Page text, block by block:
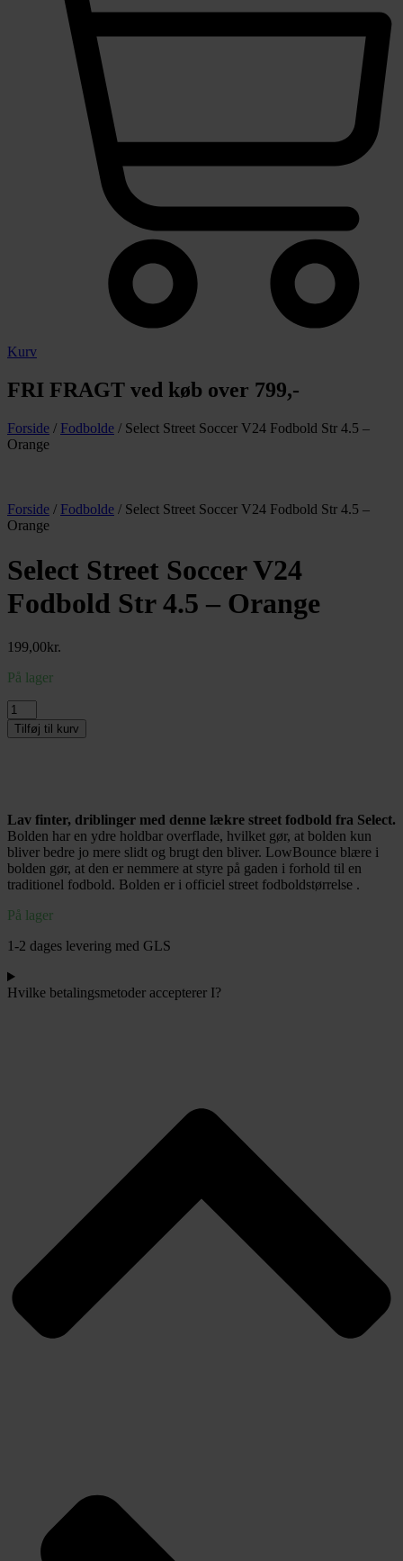
Kurv
FRI FRAGT ved køb over 799,-
Forside / Fodbolde / Select Street Soccer V24 Fodbold Str 4.5 –
Orange
Forside / Fodbolde / Select Street Soccer V24 Fodbold Str 4.5 –
Orange
Select Street Soccer V24
Fodbold Str 4.5 – Orange
199,00kr.
På lager
Select
Street
Soccer
-
Orange
antal
Tilføj til kurv
Lav finter, driblinger med denne lækre street fodbold fra Select.
Bolden har en ydre holdbar overflade, hvilket gør, at bolden kun
bliver bedre jo mere slidt og brugt den bliver. LowBounce blære i
bolden gør, at den er nemmere at styre på gaden i forhold til en
traditionel fodbold. Bolden er i officiel street fodboldstørrelse .
På lager
1-2 dages levering med GLS
Hvilke betalingsmetoder accepterer I?